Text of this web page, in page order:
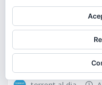
Torrent caza
de los
endurece las
Para obtener más